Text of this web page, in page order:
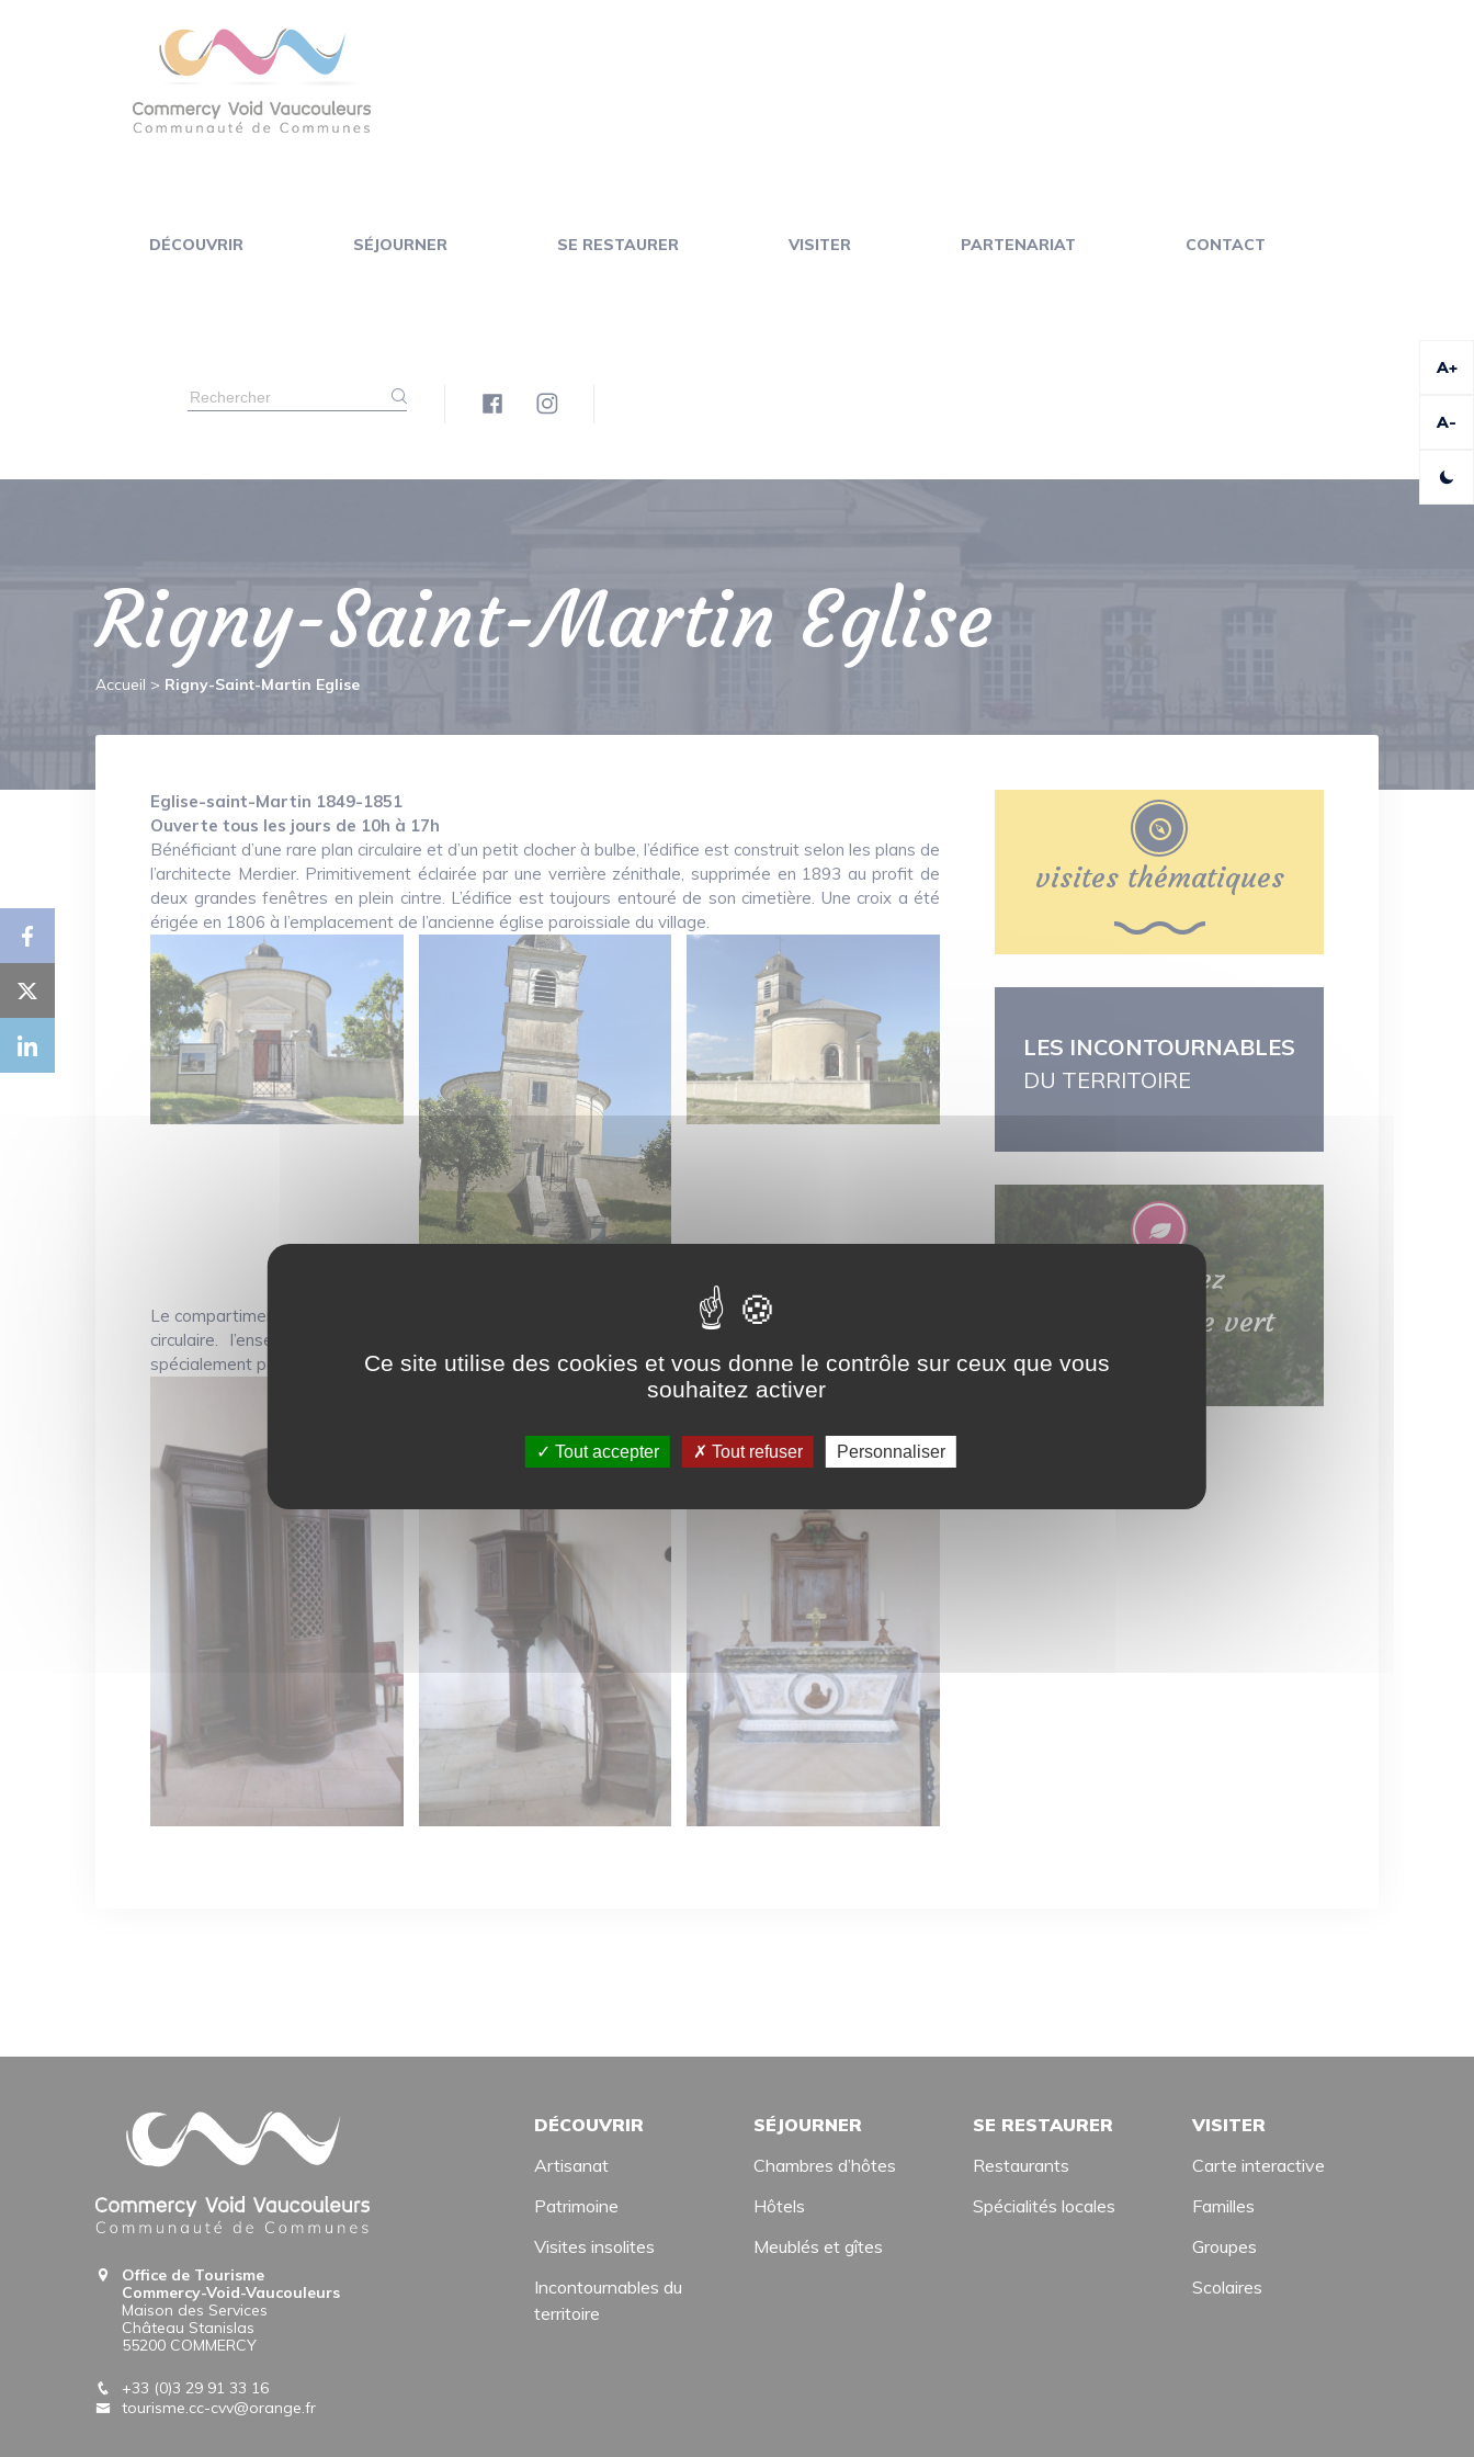
DÉCOUVRIR SÉJOURNER SE RESTAURER VISITER PARTENARIAT CONTACT
Rigny-Saint-Martin Eglise
Accueil > Rigny-Saint-Martin Eglise
Eglise-saint-Martin 1849-1851
Ouverte tous les jours de 10h à 17h
Bénéficiant d’une rare plan circulaire et d’un petit clocher à bulbe, l’édifice est construit selon les plans de
l’architecte Merdier. Primitivement éclairée par une verrière zénithale, supprimée en 1893 au profit de
deux grandes fenêtres en plein cintre. L’édifice est toujours entouré de son cimetière. Une croix a été
érigée en 1806 à l’emplacement de l’ancienne église paroissiale du village.
Le compartiment central de ce confessionnal, réservé au prêtre, est fermé par une porte de plan semi-
circulaire. l’ensemble est surmonté d’une corniche denticulée. L’oeuvre a peut-être été réalisée
spécialement pour l’église, dont il copie le style néo-classique.
visites thématiques
LES INCONTOURNABLES
DU TERRITOIRE
Découvrez
le patrimoine vert
A+
A-
Office de Tourisme
Commercy-Void-Vaucouleurs
Maison des Services
Château Stanislas
55200 COMMERCY
+33 (0)3 29 91 33 16
tourisme.cc-cvv@orange.fr
DÉCOUVRIR
Artisanat
Patrimoine
Visites insolites
Incontournables du
territoire
SÉJOURNER
Chambres d’hôtes
Hôtels
Meublés et gîtes
SE RESTAURER
Restaurants
Spécialités locales
VISITER
Carte interactive
Familles
Groupes
Scolaires
Ce site utilise des cookies et vous donne le contrôle sur ceux que vous
souhaitez activer
Tout accepter Tout refuser Personnaliser